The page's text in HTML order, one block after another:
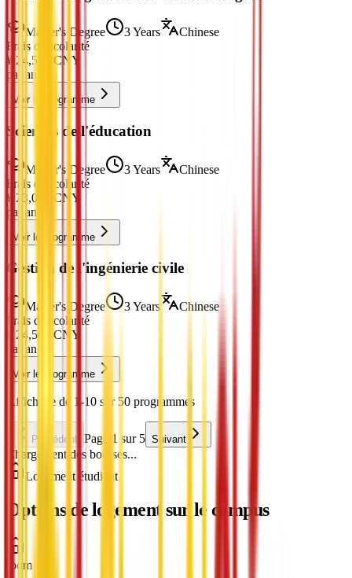
Master's Degree 3 Years
Chinese
Frais de scolarité
¥ 24,500
CNY
par an
Voir le programme
Sciences de l'éducation
Master's Degree 3 Years
Chinese
Frais de scolarité
¥ 23,000
CNY
par an
Voir le programme
Gestion de l'ingénierie civile
Master's Degree 3 Years
Chinese
Frais de scolarité
24,500
CNY
par an
Voir le programme
Affichage de 1-10 sur 50 programmes
Précédent Page 1 sur 5 Suivant
Chargement des bourses...
Logement étudiant
Options de logement sur le campus
room